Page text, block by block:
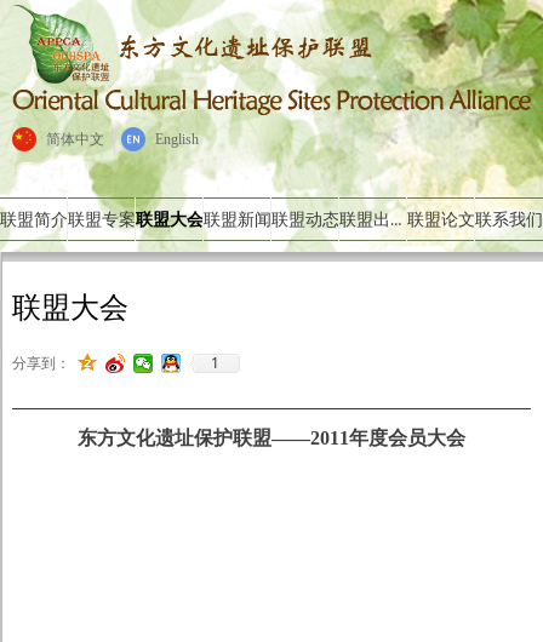
简体中文 English
联盟简介联盟专案联盟大会联盟新闻联盟动态 联盟出版物 联盟论文联系我们
联盟大会
分享到： 1
东方文化遗址保护联盟——2011年度会员大会